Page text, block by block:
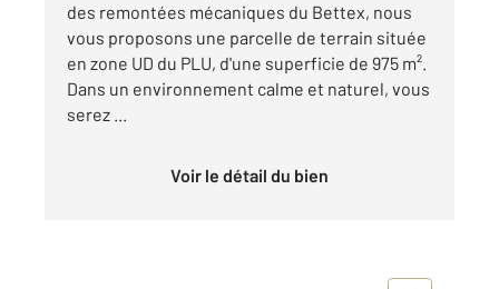
des remontées mécaniques du Bettex, nous
vous proposons une parcelle de terrain située
en zone UD du PLU, d'une superficie de 975 m².
Dans un environnement calme et naturel, vous
serez ...
Voir le détail du bien